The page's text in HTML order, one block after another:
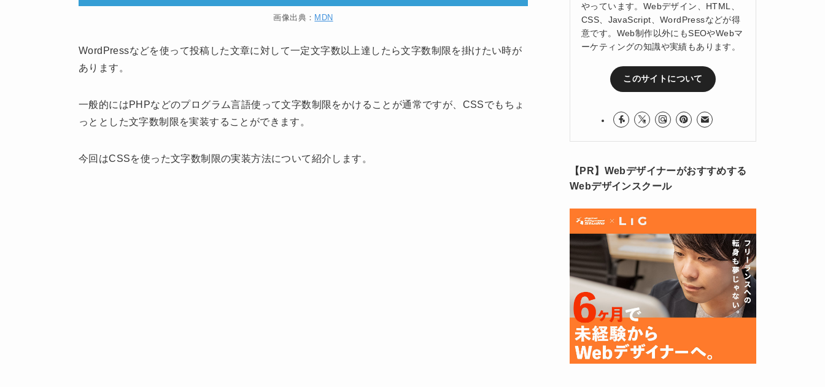
画像出典： MDN
WordPressなどを使って投稿した文章に対して一定文字数以上達したら文字数制限を掛けたい時が
あります。
一般的にはPHPなどのプログラム言語使って文字数制限をかけることが通常ですが、CSSでもちょ
っととした文字数制限を実装することができます。
今回はCSSを使った文字数制限の実装方法について紹介します。
やっています。Webデザイン、HTML、
CSS、JavaScript、WordPressなどが得
意です。Web制作以外にもSEOやWebマ
ーケティングの知識や実績もあります。
このサイトについて
【PR】Webデザイナーがおすすめする
Webデザインスクール